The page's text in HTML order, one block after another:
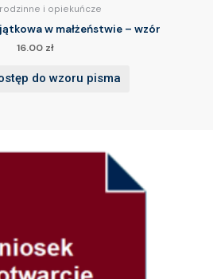
i opiekuńcze
w małżeństwie – wzór
16.00 zł
do wzoru pisma